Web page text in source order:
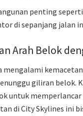
penting
di sepanjang jalan
Arah Belok
mengalami
giliran belok.
untuk memperlancar
di City Skylines ini